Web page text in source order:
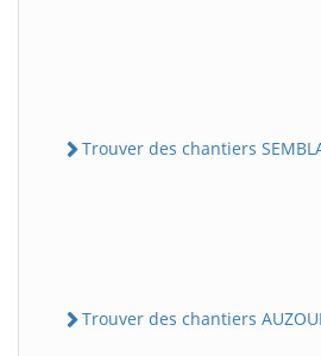
Trouver des chantiers
Trouver des chantiers